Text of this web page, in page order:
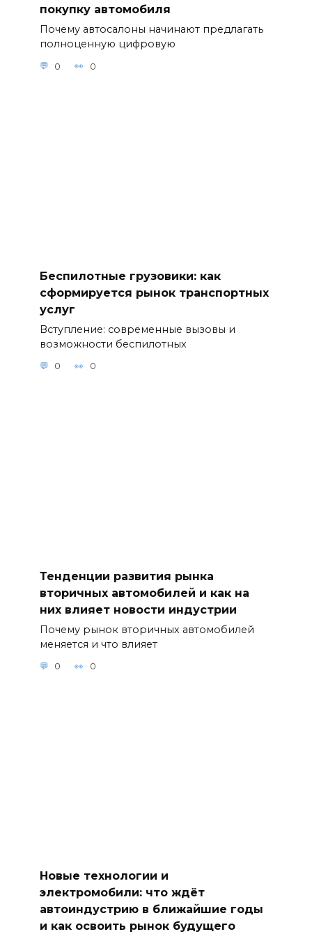
покупку автомобиля
Почему автосалоны начинают предлагать
полноценную цифровую
0 0
Беспилотные грузовики: как
сформируется рынок транспортных
услуг
Вступление: современные вызовы и
возможности беспилотных
0 0
Тенденции развития рынка
вторичных автомобилей и как на
них влияет новости индустрии
Почему рынок вторичных автомобилей
меняется и что влияет
0 0
Новые технологии и
электромобили: что ждёт
автоиндустрию в ближайшие годы
и как освоить рынок будущего